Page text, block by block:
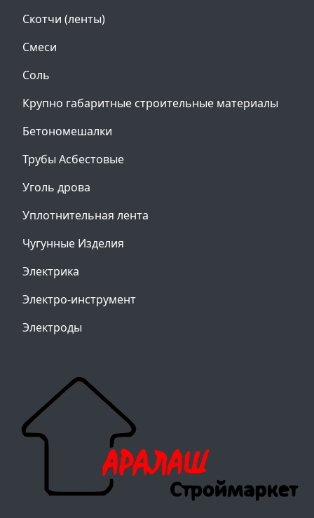
Скотчи (ленты)
Смеси
Соль
Крупно габаритные строительные материалы
Бетономешалки
Трубы Асбестовые
Уголь дрова
Уплотнительная лента
Чугунные Изделия
Электрика
Электро-инструмент
Электроды